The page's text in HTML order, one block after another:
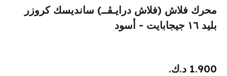
محرك فلاش (فلاش درايـڨــ) سانديسك كروزر
بليد ١٦ جيجابايت - أسود
1.900 د.ك.